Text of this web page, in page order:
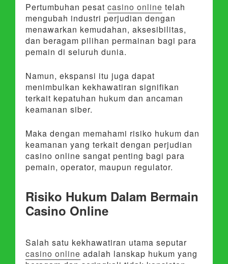
Pertumbuhan pesat casino online telah
mengubah industri perjudian dengan
menawarkan kemudahan, aksesibilitas,
dan beragam pilihan permainan bagi para
pemain di seluruh dunia.
Namun, ekspansi itu juga dapat
menimbulkan kekhawatiran signifikan
terkait kepatuhan hukum dan ancaman
keamanan siber.
Maka dengan memahami risiko hukum dan
keamanan yang terkait dengan perjudian
casino online sangat penting bagi para
pemain, operator, maupun regulator.
Risiko Hukum Dalam Bermain
Casino Online
Salah satu kekhawatiran utama seputar
casino online adalah lanskap hukum yang